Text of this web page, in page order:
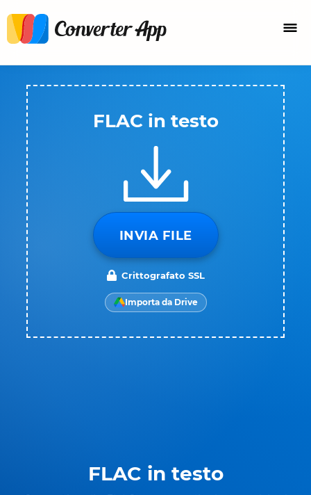
FLAC in testo
FLAC in testo
INVIA FILE
Crittografato SSL
Importa da Drive